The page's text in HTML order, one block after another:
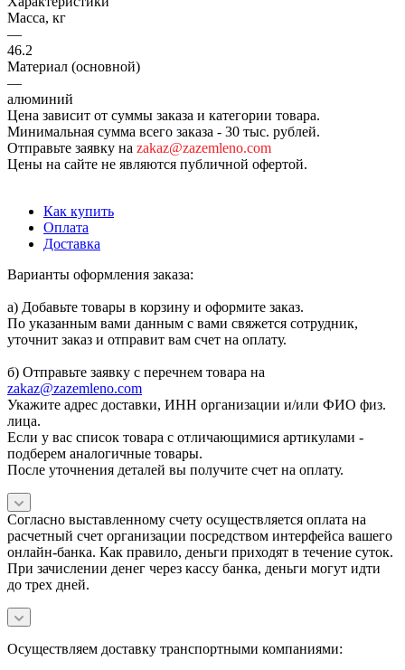
Масса, кг
—
46.2
Материал (основной)
—
алюминий
Цена зависит от суммы заказа и категории товара.
Минимальная сумма всего заказа - 30 тыс. рублей.
Отправьте заявку на zakaz@zazemleno.com
Цены на сайте не являются публичной офертой.
Как купить
Оплата
Доставка
Варианты оформления заказа:
а) Добавьте товары в корзину и оформите заказ.
По указанным вами данным с вами свяжется сотрудник,
уточнит заказ и отправит вам счет на оплату.
б) Отправьте заявку с перечнем товара на
zakaz@zazemleno.com
Укажите адрес доставки, ИНН организации и/или ФИО физ.
лица.
Если у вас список товара с отличающимися артикулами -
подберем аналогичные товары.
После уточнения деталей вы получите счет на оплату.
Согласно выставленному счету осуществляется оплата на
расчетный счет организации посредством интерфейса вашего
онлайн-банка. Как правило, деньги приходят в течение суток.
При зачислении денег через кассу банка, деньги могут идти
до трех дней.
Осуществляем доставку транспортными компаниями: